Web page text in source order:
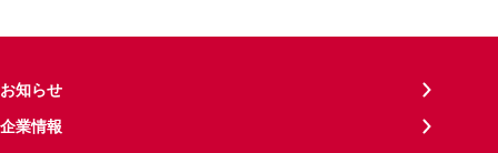
お知らせ
企業情報